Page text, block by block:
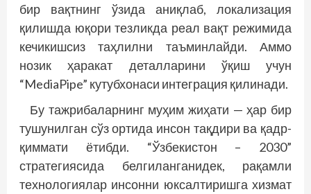
бир вақтнинг ўзида аниқлаб, локализация
қилишда юқори тезликда реал вақт режимида
кечикишсиз таҳлилни таъминлайди. Аммо
нозик ҳаракат деталларини ўқиш учун
“MediaPipe” кутубхонаси интеграция қилинади.
Бу тажрибаларнинг муҳим жиҳати — ҳар бир
тушунилган сўз ортида инсон тақдири ва қадр-
қиммати ётибди. “Ўзбекистон – 2030”
стратегиясида белгиланганидек, рақамли
технологиялар инсонни юксалтиришга хизмат